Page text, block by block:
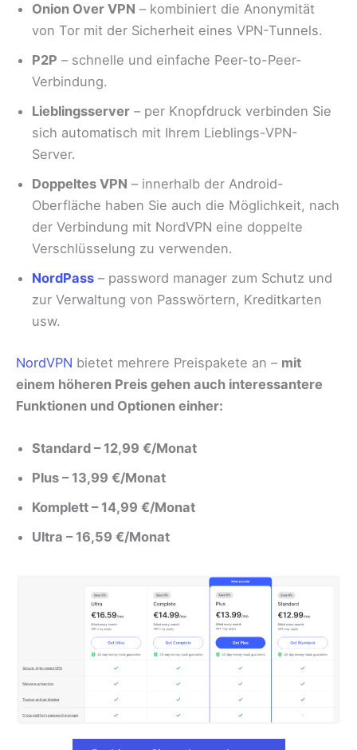
Onion Over VPN – kombiniert die Anonymität
von Tor mit der Sicherheit eines VPN-Tunnels.
P2P – schnelle und einfache Peer-to-Peer-
Verbindung.
Lieblingsserver – per Knopfdruck verbinden Sie
sich automatisch mit Ihrem Lieblings-VPN-
Server.
Doppeltes VPN – innerhalb der Android-
Oberfläche haben Sie auch die Möglichkeit, nach
der Verbindung mit NordVPN eine doppelte
Verschlüsselung zu verwenden.
NordPass – password manager zum Schutz und
zur Verwaltung von Passwörtern, Kreditkarten
usw.
NordVPN bietet mehrere Preispakete an – mit
einem höheren Preis gehen auch interessantere
Funktionen und Optionen einher:
Standard – 12,99 €/Monat
Plus – 13,99 €/Monat
Komplett – 14,99 €/Monat
Ultra – 16,59 €/Monat